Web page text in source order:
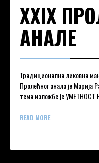
XXIX
АНАЛЕ
Традиционална ликовна
Пролећног анала је Марија
тема изложбе је
READ MORE